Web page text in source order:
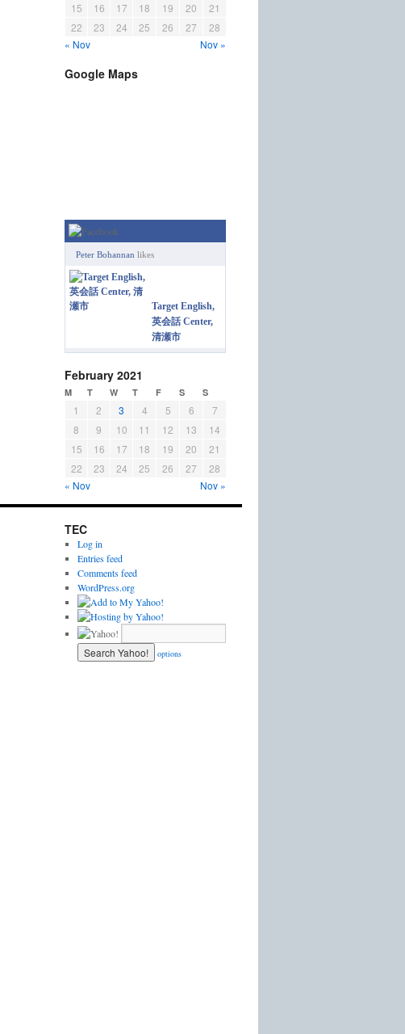
15
16 17 18 19 20
21
22
23 24 25 26 27
28
« Nov
Nov »
Google Maps
Peter Bohannan likes
Target English,
英会話 Center,
清瀬市
February 2021
M T W T F S S
1 2 3 4 5 6
7
8
9 10 11 12 13
14
15
16 17 18 19 20
21
22
23 24 25 26 27
28
« Nov
Nov »
TEC
Log in
Entries feed
Comments feed
WordPress.org
options